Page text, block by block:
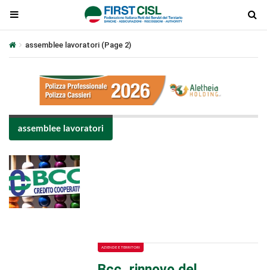
assemblee lavoratori (Page 2)
assemblee lavoratori
AZIENDE E TERRITORI